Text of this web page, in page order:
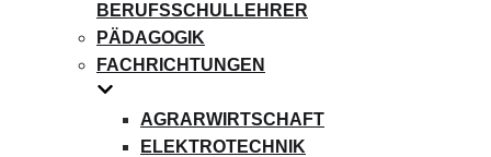
BERUFSSCHULLEHRER
PÄDAGOGIK
FACHRICHTUNGEN
AGRARWIRTSCHAFT
ELEKTROTECHNIK